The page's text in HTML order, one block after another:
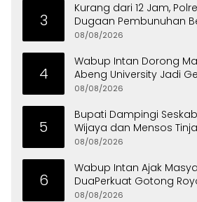
3
Kurang dari 12 Jam,
Dugaan Pembunuhan
Tersangka Diciduk di
08/08/2026
4
Wabup Intan Dorong
Abeng University Jadi
08/08/2026
5
Bupati Dampingi
Wijaya dan Mensos
di Curug
08/08/2026
6
Wabup Intan Ajak
DuaPerkuat Gotong
Persatuan
08/08/2026